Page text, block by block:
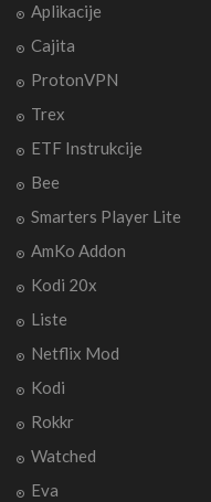
Aplikacije
Cajita
ProtonVPN
Trex
ETF Instrukcije
Bee
Smarters Player Lite
AmKo Addon
Kodi 20x
Liste
Netflix Mod
Kodi
Rokkr
Watched
Eva